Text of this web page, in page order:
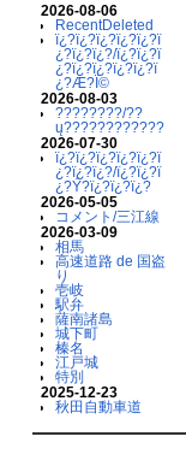
2026-08-06
RecentDeleted
ï¿?ï¿?ï¿?ï¿?ï¿?ï
¿?ï¿?ï¿?/ï¿?ï¿?ï
¿?ï¿?ï¿?ï¿?ï¿?ï
¿?Æ?Ï©
2026-08-03
????????/??
ų????????????
2026-07-30
ï¿?ï¿?ï¿?ï¿?ï¿?ï
¿?ï¿?ï¿?/ï¿?ï¿?ï
¿?Ý?ï¿?ï¿?ï¿?
2026-05-05
コメント/三江線
2026-03-09
相馬
高速道路 de 国盗
り
壱岐
駅弁
薩南諸島
城下町
榛名
江戸城
特別
2025-12-23
秋田自動車道